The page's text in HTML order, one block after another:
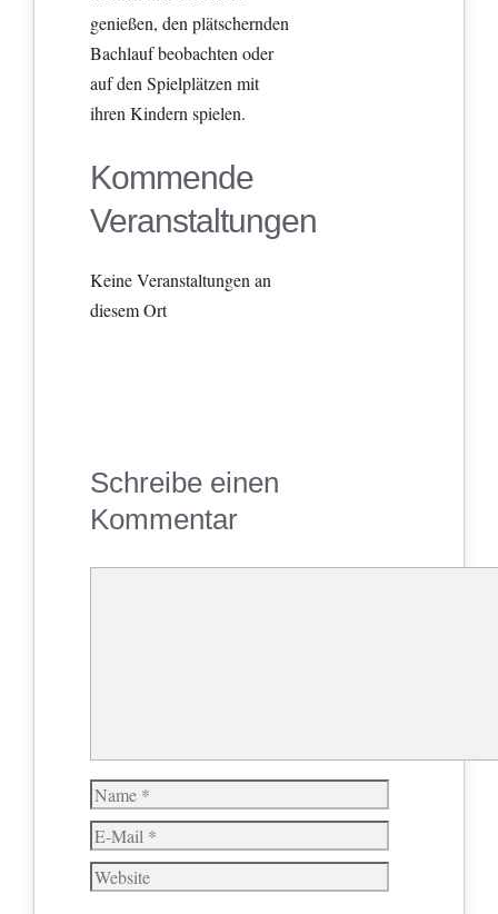
genießen, den plätschernden
Bachlauf beobachten oder
auf den Spielplätzen mit
ihren Kindern spielen.
Kommende
Veranstaltungen
Keine Veranstaltungen an
diesem Ort
Schreibe einen
Kommentar
Name
E-
Mail
Website